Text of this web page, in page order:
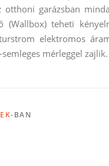
otthoni garázsban
(Wallbox) teheti
elektromos
mérleggel zajlik.
-BAN